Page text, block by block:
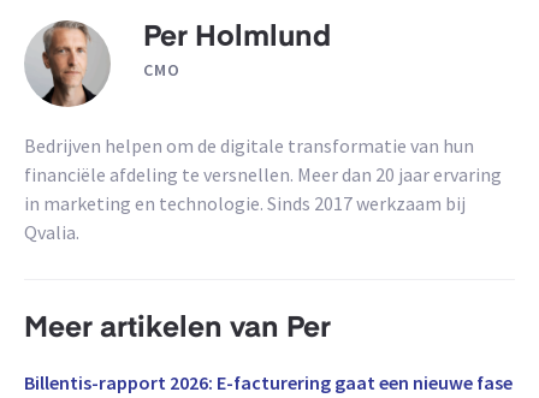
Per Holmlund
CMO
Bedrijven helpen om de digitale transformatie van hun
financiële afdeling te versnellen. Meer dan 20 jaar ervaring
in marketing en technologie. Sinds 2017 werkzaam bij
Qvalia.
Meer artikelen van Per
Billentis-rapport 2026: E-facturering gaat een nieuwe fase